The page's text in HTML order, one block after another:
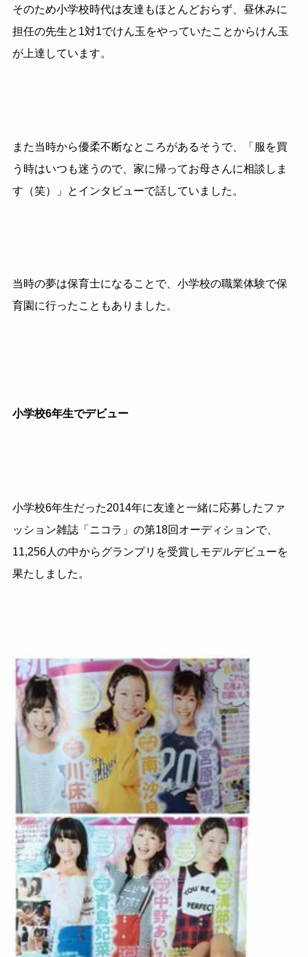
そのため小学校時代は友達もほとんどおらず、昼休みに
担任の先生と1対1でけん玉をやっていたことからけん玉
が上達しています。
また当時から優柔不断なところがあるそうで、「服を買
う時はいつも迷うので、家に帰ってお母さんに相談しま
す（笑）」とインタビューで話していました。
当時の夢は保育士になることで、小学校の職業体験で保
育園に行ったこともありました。
小学校6年生でデビュー
小学校6年生だった2014年に友達と一緒に応募したファ
ッション雑誌「ニコラ」の第18回オーディションで、
11,256人の中からグランプリを受賞しモデルデビューを
果たしました。